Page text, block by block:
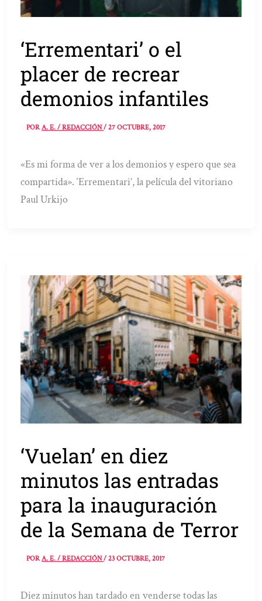
‘Errementari’ o el
placer de recrear
demonios infantiles
PORA. E. / REDACCIÓN/27 OCTUBRE, 2017
«Es mi forma de ver a los demonios y espero que sea
compartida». ‘Errementari’, la película del vitoriano
Paul Urkijo
‘Vuelan’ en diez
minutos las entradas
para la inauguración
de la Semana de Terror
PORA. E. / REDACCIÓN/23 OCTUBRE, 2017
Diez minutos han tardado en venderse todas las